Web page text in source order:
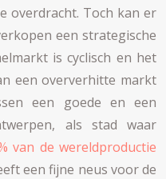
overdracht. Toch kan er
een strategische
is cyclisch en het
een oververhitte markt
een goede en een
als stad waar
van de wereldproductie
een fijne neus voor de